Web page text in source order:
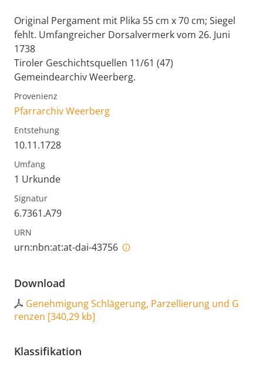
Original Pergament mit Plika 55 cm x 70 cm; Siegel
fehlt. Umfangreicher Dorsalvermerk vom 26. Juni
1738
Tiroler Geschichtsquellen 11/61 (47)
Gemeindearchiv Weerberg.
Provenienz
Pfarrarchiv Weerberg
Entstehung
10.11.1728
Umfang
1 Urkunde
Signatur
6.7361.A79
URN
urn:nbn:at:at-dai-43756
Download
Genehmigung Schlägerung, Parzellierung und G
renzen [340,29 kb]
Klassifikation